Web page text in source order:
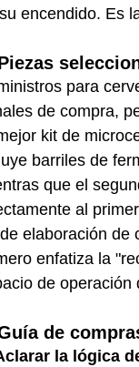
encendido. Es
para
de compra,
kit de
barriles de
que el
al
elaboración de
enfatiza la
de operación
de
la lógica